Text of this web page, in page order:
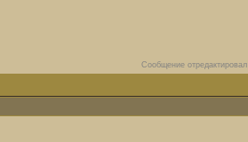
Сообщение отредактировал